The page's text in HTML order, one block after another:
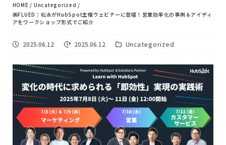
HOME / Uncategorized /
㈱FLUED：松永がHubSpot主催ウェビナーに登壇！営業効率化の事例＆アイディ
アをワークショップ形式でご紹介
2025.06.12 2025.06.12 Uncategorized